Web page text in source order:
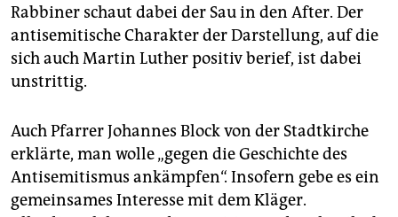
Rabbiner schaut dabei der Sau in den After. Der
antisemitische Charakter der Darstellung, auf die
sich auch Martin Luther positiv berief, ist dabei
unstrittig.
Auch Pfarrer Johannes Block von der Stadtkirche
erklärte, man wolle „gegen die Geschichte des
Antisemitismus ankämpfen“. Insofern gebe es ein
gemeinsames Interesse mit dem Kläger.